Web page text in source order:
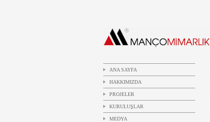
ANA SAYFA
HAKKIMIZDA
PROJELER
KURULUŞLAR
MEDYA